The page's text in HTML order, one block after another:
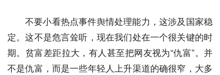
不要小看热点事件舆情处理能力，这涉及国家稳
定。这不是危言耸听，现在我们处在一个很关键的时
期。贫富差距拉大，有人甚至把网友视为“仇富”。并
不是仇富，而是一些年轻人上升渠道的确很窄，大多